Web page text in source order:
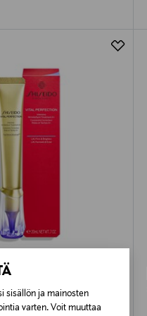
sisällön ja mainosten
varten. Voit muuttaa
A+ -tehohoito